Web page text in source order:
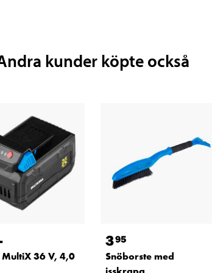
kunder köpte också
36 V, 4,0
395
Snöborste med